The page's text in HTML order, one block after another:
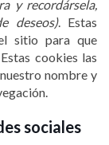
y recordársela,
deseos). Estas
sitio para que
cookies las
nombre y
sociales